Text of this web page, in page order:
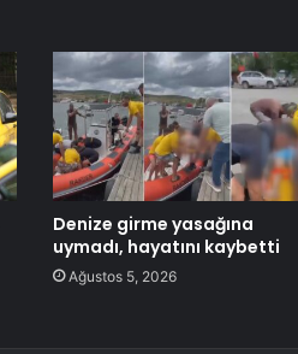
Denize girme yasağına
uymadı, hayatını kaybetti
Ağustos 5, 2026